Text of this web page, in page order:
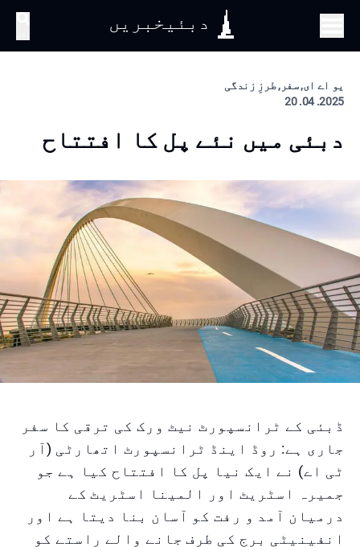
دبئیخبریں
یو اے ای, سفر, طرزِ زندگی
2025. 04. 20
دبئی میں نئے پل کا افتتاح
ڈبئی کے ٹرانسپورٹ نیٹ ورک کی ترقی کا سفر
جاری ہے: روڈ اینڈ ٹرانسپورٹ اتھارٹی (آر
ٹی اے) نے ایک نیا پل کا افتتاح کیا ہے جو
جمیرہ اسٹریٹ اور المینا اسٹریٹ کے
درمیان آمد و رفت کو آسان بنا دیتا ہے اور
انفینیٹی برج کی طرف جانے والے راستے کو